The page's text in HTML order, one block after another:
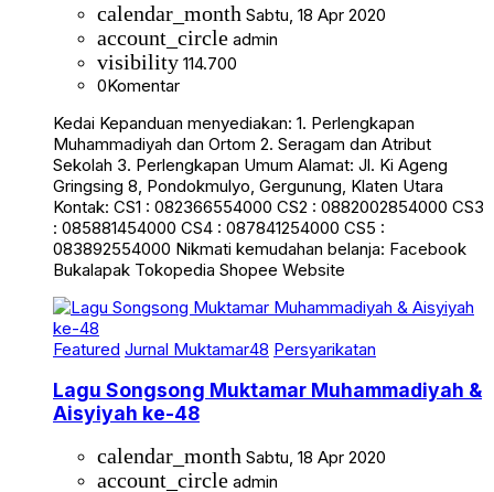
calendar_month Sabtu, 18 Apr 2020
account_circle admin
visibility 114.700
0Komentar
Kedai Kepanduan menyediakan: 1. Perlengkapan
Muhammadiyah dan Ortom 2. Seragam dan Atribut
Sekolah 3. Perlengkapan Umum Alamat: Jl. Ki Ageng
Gringsing 8, Pondokmulyo, Gergunung, Klaten Utara
Kontak: CS1 : 082366554000 CS2 : 0882002854000 CS3
: 085881454000 CS4 : 087841254000 CS5 :
083892554000 Nikmati kemudahan belanja: Facebook
Bukalapak Tokopedia Shopee Website
Featured Jurnal Muktamar48 Persyarikatan
Lagu Songsong Muktamar Muhammadiyah &
Aisyiyah ke-48
calendar_month Sabtu, 18 Apr 2020
account_circle admin